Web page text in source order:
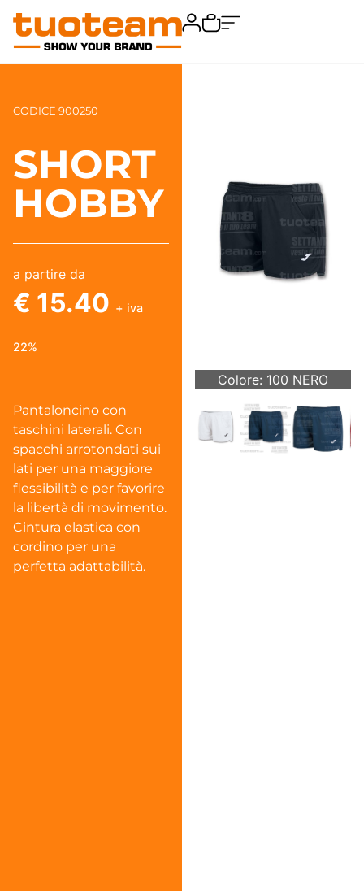
Colore: 100 NERO
CODICE 900250
SHORT
HOBBY
a partire da
€ 15.40 + iva
22%
Pantaloncino con
taschini laterali. Con
spacchi arrotondati sui
lati per una maggiore
flessibilità e per favorire
la libertà di movimento.
Cintura elastica con
cordino per una
perfetta adattabilità.